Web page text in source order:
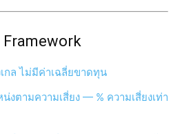
กล ไม่มีค่าเฉลี่ยขาดทุน
ตามความเสี่ยง — % ความเสี่ยงเท่า